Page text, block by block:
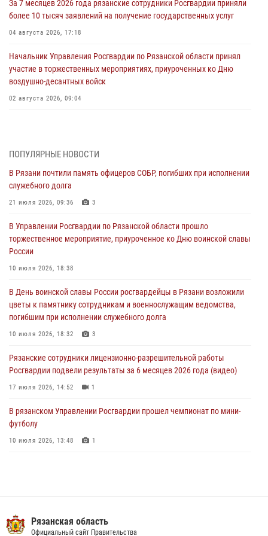
За 7 месяцев 2026 года рязанские сотрудники Росгвардии приняли
более 10 тысяч заявлений на получение государственных услуг
04 августа 2026, 17:18
Начальник Управления Росгвардии по Рязанской области принял
участие в торжественных мероприятиях, приуроченных ко Дню
воздушно-десантных войск
02 августа 2026, 09:04
Для детей рязанских росгвардейцев в историческом музее провели
экскурсию по экспозиции, посвящённой губернской эпохе
В Управлении Росгвардии по Рязанской области состоялось
награждение военнослужащих государственными наградами
29 июля 2026, 15:49
Рязанским росгвардейцам провели лекции о Крещении Руси
28 июля 2026, 09:22 1
При силовой поддержке ОМОН житель Касимовского округа лишён
законодательства
27 июля 2026, 15:26
ПОПУЛЯРНЫЕ НОВОСТИ
В Рязани почтили память офицеров СОБР, погибших при исполнении
служебного долга
21 июля 2026, 09:36 3
В Управлении Росгвардии по Рязанской области прошло
торжественное мероприятие, приуроченное ко Дню воинской славы
России
10 июля 2026, 18:38
В День воинской славы России росгвардейцы в Рязани возложили
цветы к памятнику сотрудникам и военнослужащим ведомства,
погибшим при исполнении служебного долга
10 июля 2026, 18:32 3
Рязанские сотрудники лицензионно-разрешительной работы
Росгвардии подвели результаты за 6 месяцев 2026 года (видео)
17 июля 2026, 14:52 1
В рязанском Управлении Росгвардии прошел чемпионат по мини-
футболу
10 июля 2026, 13:48 1
Вневедомственная охрана подвела итоги деятельности
подразделений за первое полугодие 2026 года
Рязанская область
Официальный сайт Правительства